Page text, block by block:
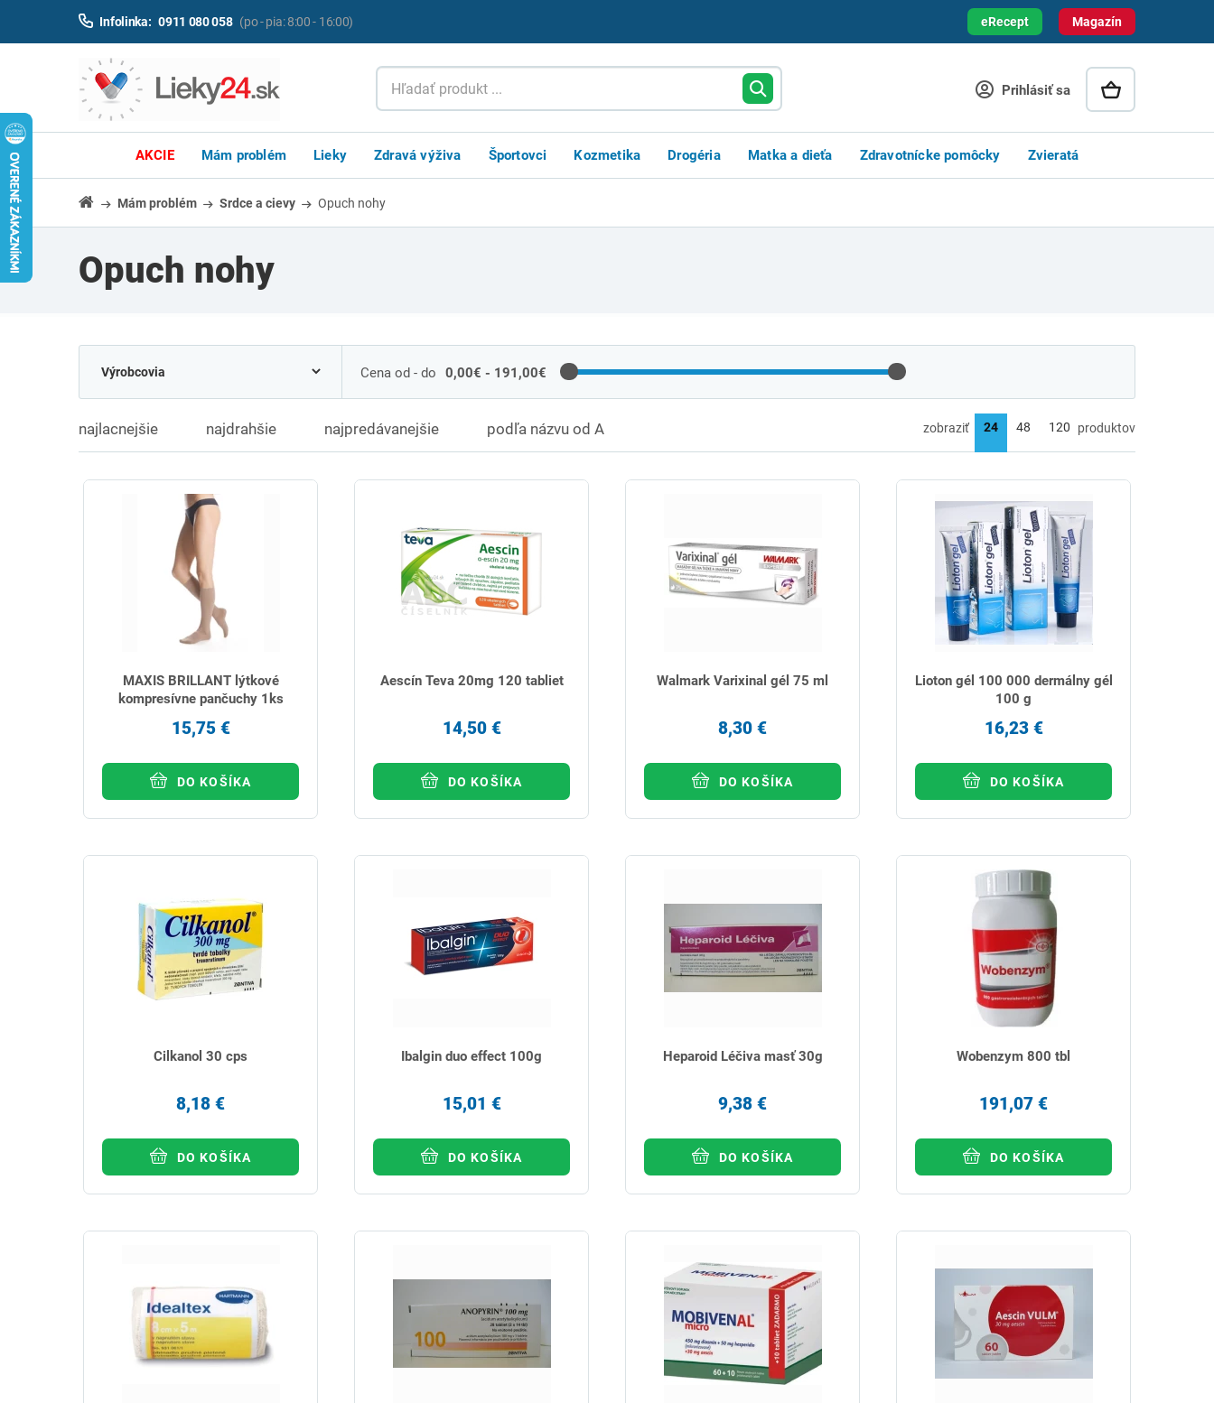
Magazín
Infolinka: 0911 080 058 (po - pia: 8:00 - 16:00) eRecept
Prihlásiť sa
AKCIE Mám problém Lieky Zdravá výživa Športovci Kozmetika Drogéria Matka a dieťa Zdravotnícke pomôcky Zvieratá
Mám problém Srdce a cievy Opuch nohy
Opuch nohy
Cena od - do 0,00€ - 191,00€
najlacnejšie najdrahšie najpredávanejšie podľa názvu od A zobraziť produktov
MAXIS BRILLANT lýtkové
kompresívne pančuchy 1ks
15,75 €
DO KOŠÍKA
Aescín Teva 20mg 120 tabliet
14,50 €
DO KOŠÍKA
Walmark Varixinal gél 75 ml
8,30 €
DO KOŠÍKA
Lioton gél 100 000 dermálny gél
100 g
16,23 €
DO KOŠÍKA
Cilkanol 30 cps
8,18 €
DO KOŠÍKA
Ibalgin duo effect 100g
15,01 €
DO KOŠÍKA
Heparoid Léčiva masť 30g
9,38 €
DO KOŠÍKA
Wobenzym 800 tbl
191,07 €
DO KOŠÍKA